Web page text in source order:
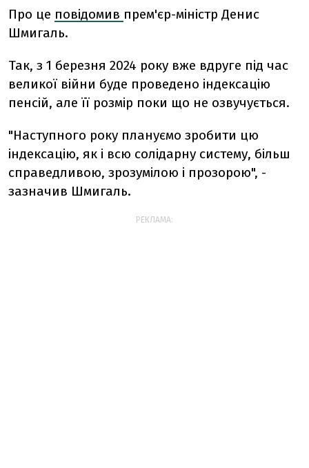
Про це повідомив прем'єр-міністр Денис
Шмигаль.
Так, з 1 березня 2024 року вже вдруге під час
великої війни буде проведено індексацію
пенсій, але її розмір поки що не озвучується.
"Наступного року плануємо зробити цю
індексацію, як і всю солідарну систему, більш
справедливою, зрозумілою і прозорою", -
зазначив Шмигаль.
РЕКЛАМА: